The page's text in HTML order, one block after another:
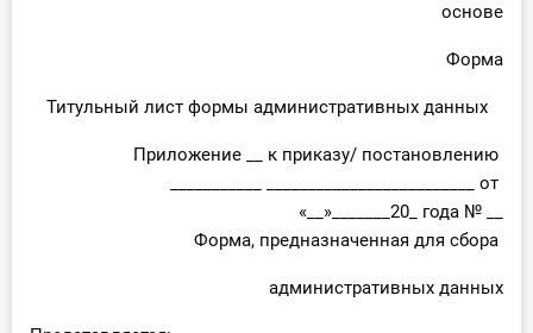
основе
Форма
Титульный лист формы административных данных
Приложение __ к приказу/ постановлению
___________ _________________________ от
«__»_______20_ года № __
Форма, предназначенная для сбора
административных данных